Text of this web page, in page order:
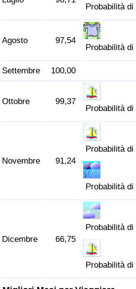
Probabilità
Agosto 97,54
Probabilità
Settembre 100,00
Ottobre 99,37
Probabilità
Novembre 91,24
Probabilità
Probabilità
Dicembre 66,75
Probabilità
Probabilità